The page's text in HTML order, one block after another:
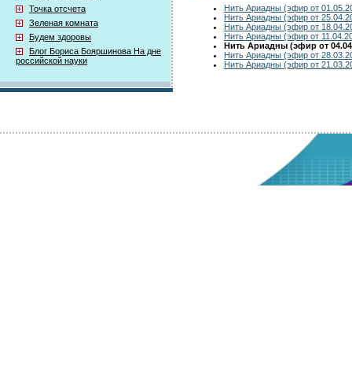
Точка отсчета
Зеленая комната
Будем здоровы
Блог Бориса Бояршинова На дне
российской науки
Нить Ариадны (эфир от
Нить Ариадны (эфир от
Нить Ариадны (эфир от
Нить Ариадны (эфир от
Нить Ариадны (эфир от
Нить Ариадны (эфир от
Нить Ариадны (эфир от